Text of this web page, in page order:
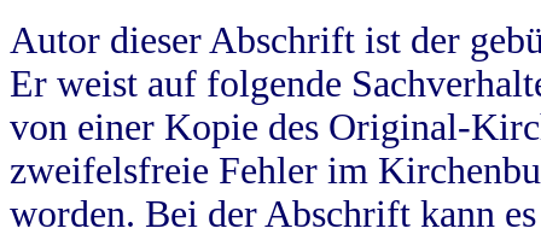
Autor dieser Abschrift ist der
Er weist auf folgende
von einer Kopie des Original-
zweifelsfreie Fehler im
worden. Bei der Abschrift kann